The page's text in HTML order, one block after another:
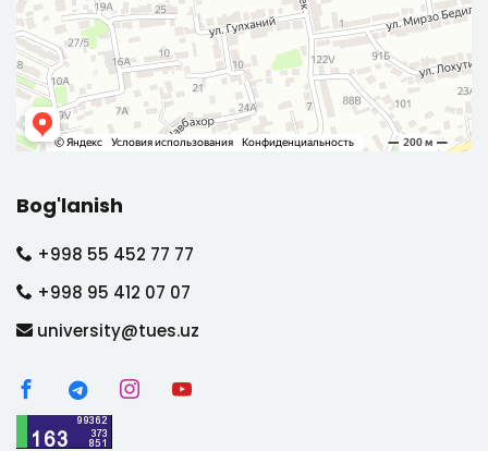
Bog'lanish
+998 55 452 77 77
+998 95 412 07 07
university@tues.uz